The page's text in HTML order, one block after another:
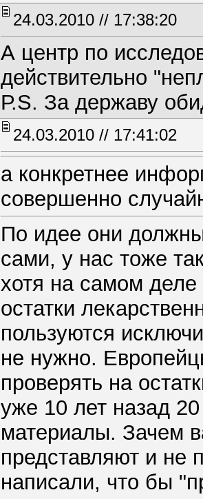
24.03.2010 // 17:38:20
А центр по
действительно
Р.S. За державу
24.03.2010 // 17:41:02
а конкретнее
совершенно
По идее они
сами, у нас тоже
хотя на самом
остатки
пользуются
не нужно.
проверять на
уже 10 лет назад
материалы. Зачем
представляют и не
написали, что бы